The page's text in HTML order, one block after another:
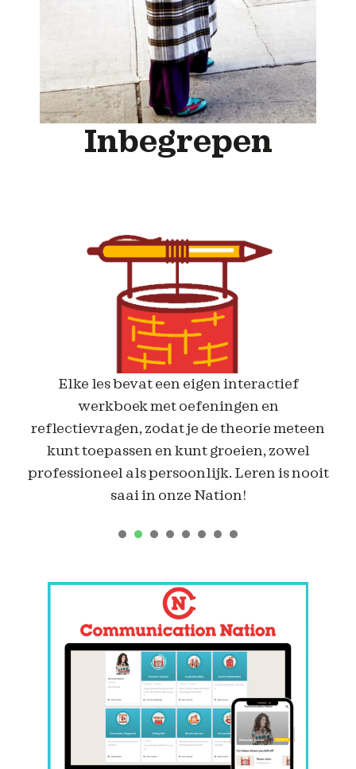
Inbegrepen
Elke les bevat een eigen interactief
werkboek met oefeningen en
reflectievragen, zodat je de theorie meteen
kunt toepassen en kunt groeien, zowel
professioneel als persoonlijk. Leren is nooit
saai in onze Nation!